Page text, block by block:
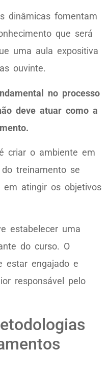
dinâmicas fomentam
que será
uma aula expositiva
ouvinte.
no processo
deve atuar como a
criar o ambiente em
treinamento se
atingir os objetivos
estabelecer uma
do curso. O
estar engajado e
responsável pelo